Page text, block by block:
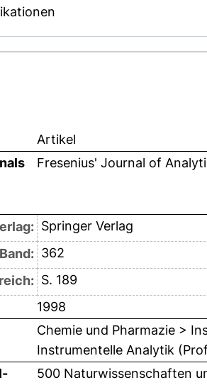
Artikel
Fresenius' Journal of
Springer Verlag
Band: 362
S. 189
1998
Chemie und Pharmazie >
Instrumentelle Analytik
500 Naturwissenschaften